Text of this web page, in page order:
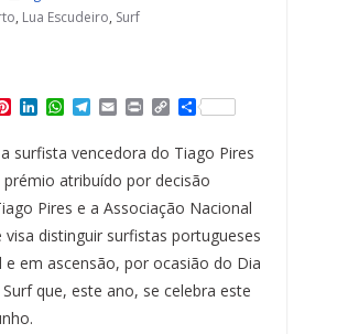
, Lua Escudeiro, Surf
P
t
e
e
s
t
L
n
k
e
I
n
W
t
s
p
p
T
e
g
a
m
E
a
i
l
P
n
t
C
p
y
L
n
k
S
r
e
surfista vencedora do Tiago Pires
atribuído por decisão
Pires e a Associação Nacional
visa distinguir surfistas portugueses
em ascensão, por ocasião do Dia
que, este ano, se celebra este